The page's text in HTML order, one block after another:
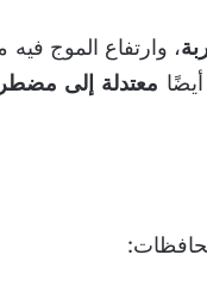
معتدلة إلى